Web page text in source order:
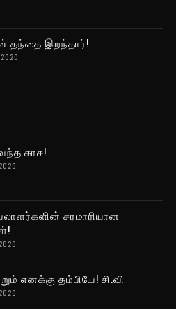
தந்தை இறந்தார்!
2020
காசு!
சரமாரியான
எனக்கு தம்பியே! சி.வி